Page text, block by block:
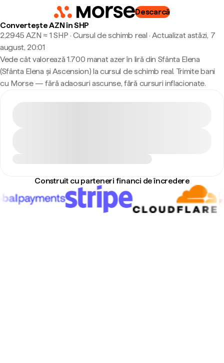
Descarcă
Convertește AZN în SHP
2,2945 AZN ≈ 1 SHP · Cursul de schimb real · Actualizat astăzi, 7
august, 20:01
Vede cât valorează 1.700 manat azer în liră din Sfânta Elena
(Sfânta Elena și Ascension) la cursul de schimb real. Trimite bani
cu Morse — fără adaosuri ascunse, fără cursuri inflacionate.
Construit cu parteneri financi de încredere